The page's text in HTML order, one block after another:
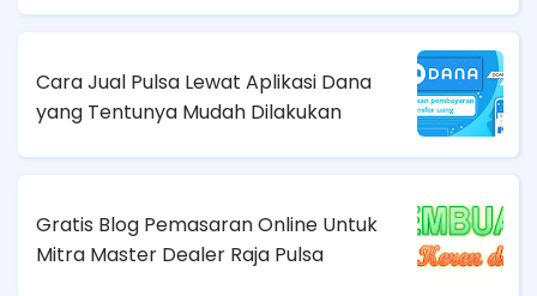
Cara Jual Pulsa Lewat Aplikasi Dana
yang Tentunya Mudah Dilakukan
Gratis Blog Pemasaran Online Untuk
Mitra Master Dealer Raja Pulsa